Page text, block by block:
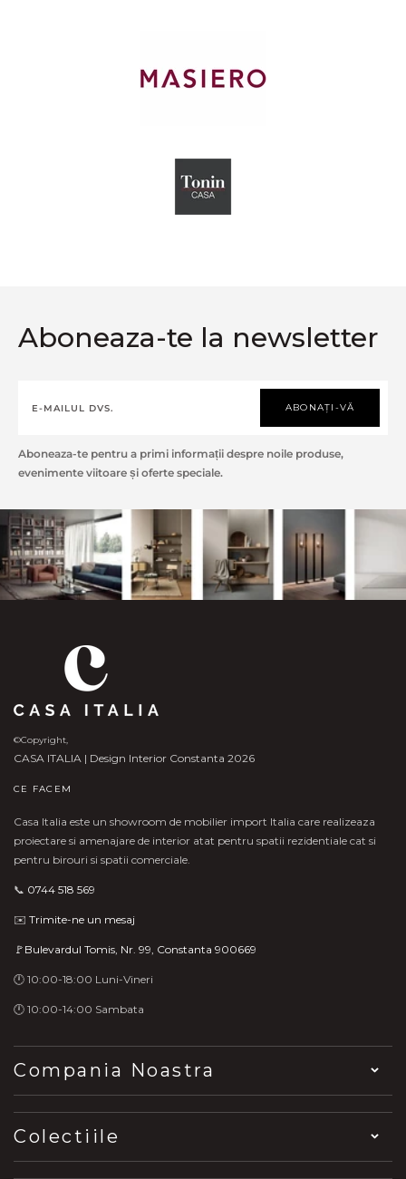
Aboneaza-te la newsletter
ABONAȚI-VĂ
Aboneaza-te pentru a primi informații despre noile produse,
evenimente viitoare și oferte speciale.
©Copyright,
CASA ITALIA | Design Interior Constanta 2026
CE FACEM
Casa Italia este un showroom de mobilier import Italia care realizeaza
proiectare si amenajare de interior atat pentru spatii rezidentiale cat si
pentru birouri si spatii comerciale.
📞 0744 518 569
✉️ Trimite-ne un mesaj
🚩Bulevardul Tomis, Nr. 99, Constanta 900669
🕛 10:00-18:00 Luni-Vineri
🕛 10:00-14:00 Sambata
Compania Noastra
Colectiile